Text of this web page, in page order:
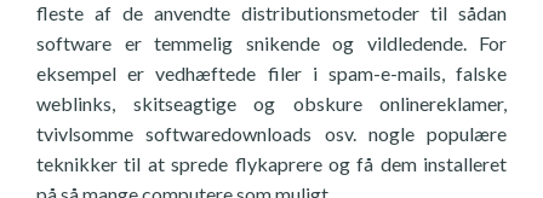
fleste af de anvendte distributionsmetoder til sådan
software er temmelig snikende og vildledende. For
eksempel er vedhæftede filer i spam-e-mails, falske
weblinks, skitseagtige og obskure onlinereklamer,
tvivlsomme softwaredownloads osv. nogle populære
teknikker til at sprede flykaprere og få dem installeret